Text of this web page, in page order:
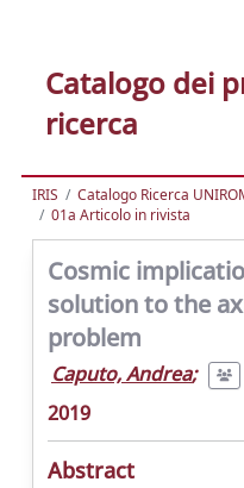
Catalogo dei
ricerca
IRIS Catalogo Ricerca
01a Articolo in rivista
Cosmic
solution to the
problem
Caputo, Andrea;
2019
Abstract